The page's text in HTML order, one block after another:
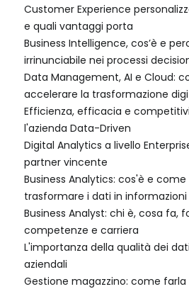
Customer Experience
e quali vantaggi porta
Business Intelligence, cos’è e
irrinunciabile nei processi
Data Management, AI e Cloud:
accelerare la trasformazione
Efficienza, efficacia e
l'azienda Data-Driven
Digital Analytics a livello
partner vincente
Business Analytics: cos'è e
trasformare i dati in informazioni
Business Analyst: chi è, cosa fa,
competenze e carriera
L'importanza della qualità dei
aziendali
Gestione magazzino: come